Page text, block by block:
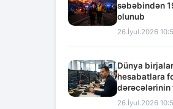
səbəbindən
olunub
26.İyul.2026
Dünya
hesabatlara
dərəcələrinin
vəziyyət
26.İyul.2026